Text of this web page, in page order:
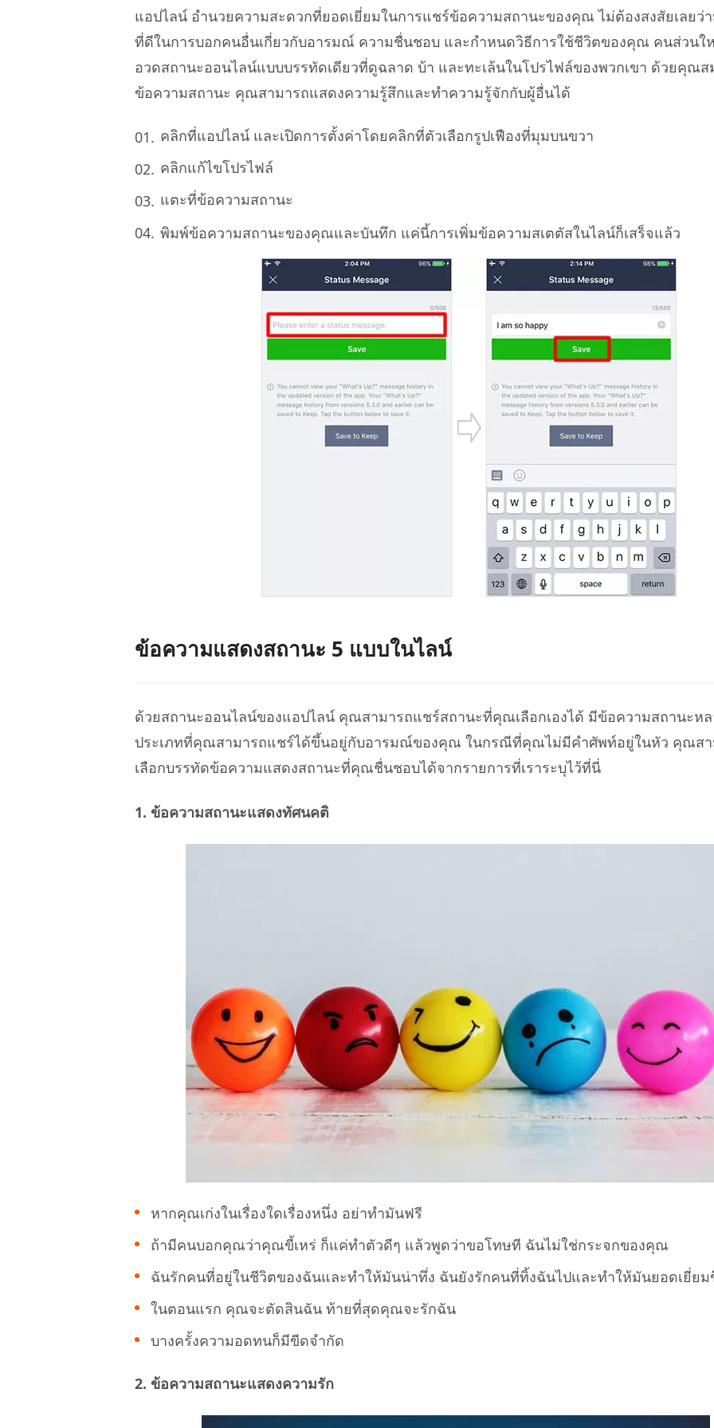
แอปไลน์ อำนวยความสะดวกที่ยอดเยี่ยมในการแชร์ข้อความสถานะของคุณ ไม่ต้องสงสัยเลยว่
ที่ดีในการบอกคนอื่นเกี่ยวกับอารมณ์ ความชื่นชอบ และกำหนดวิธีการใช้ชีวิตของคุณ คนส่วนใ
อวดสถานะออนไลน์แบบบรรทัดเดียวที่ดูฉลาด บ้า และทะเล้นในโปรไฟล์ของพวกเขา ด้วยคุณ
ข้อความสถานะ คุณสามารถแสดงความรู้สึกและทำความรู้จักกับผู้อื่นได้
คลิกที่แอปไลน์ และเปิดการตั้งค่าโดยคลิกที่ตัวเลือกรูปเฟืองที่มุมบนขวา
คลิกแก้ไขโปรไฟล์
แตะที่ข้อความสถานะ
พิมพ์ข้อความสถานะของคุณและบันทึก แค่นี้การเพิ่มข้อความสเตตัสในไลน์ก็เสร็จแล้ว
ข้อความแสดงสถานะ 5 แบบในไลน์
ด้วยสถานะออนไลน์ของแอปไลน์ คุณสามารถแชร์สถานะที่คุณเลือกเองได้ มีข้อความสถานะหล
ประเภทที่คุณสามารถแชร์ได้ขึ้นอยู่กับอารมณ์ของคุณ ในกรณีที่คุณไม่มีคำศัพท์อยู่ในหัว คุณสา
เลือกบรรทัดข้อความแสดงสถานะที่คุณชื่นชอบได้จากรายการที่เราระบุไว้ที่นี่
1. ข้อความสถานะแสดงทัศนคติ
หากคุณเก่งในเรื่องใดเรื่องหนึ่ง อย่าทำมันฟรี
ถ้ามีคนบอกคุณว่าคุณขี้เหร่ ก็แค่ทำตัวดีๆ แล้วพูดว่าขอโทษที ฉันไม่ใช่กระจกของคุณ
ฉันรักคนที่อยู่ในชีวิตของฉันและทำให้มันน่าทึ่ง ฉันยังรักคนที่ทิ้งฉันไปและทำให้มันยอดเยี่ยม
ในตอนแรก คุณจะตัดสินฉัน ท้ายที่สุดคุณจะรักฉัน
บางครั้งความอดทนก็มีขีดจำกัด
2. ข้อความสถานะแสดงความรัก